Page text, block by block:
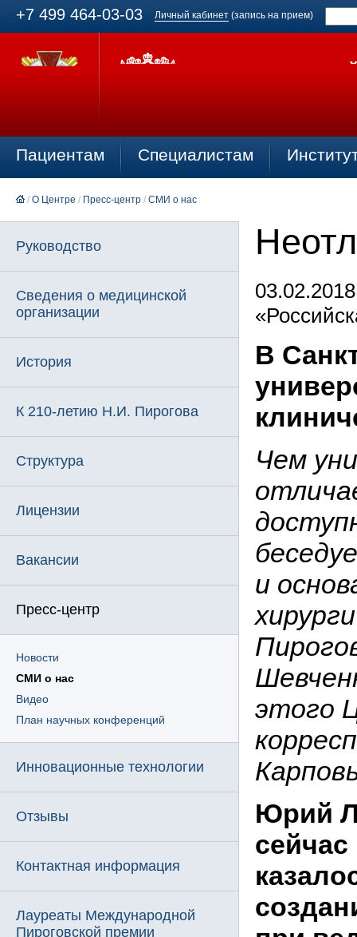
+7 499 464-03-03 Личный кабинет (запись на прием)
Пациентам Специалистам
/ О Центре / Пресс-центр / СМИ о нас
Руководство
Сведения о медицинской
организации
История
К 210-летию Н.И. Пирогова
Структура
Лицензии
Вакансии
Пресс-центр
Новости
СМИ о нас
Видео
План научных конференций
Инновационные технологии
Отзывы
Контактная информация
Лауреаты Международной
Пироговской премии
03.02.2018
В
Чем
и
этого
Юрий